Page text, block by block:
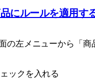
にルールを適用す
の左メニューから「商
ックを入れる